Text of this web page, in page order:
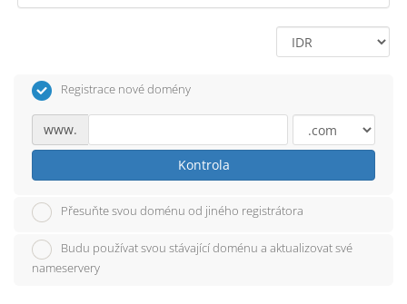
Registrace nové domény
www.
Kontrola
Přesuňte svou doménu od jiného registrátora
Budu používat svou stávající doménu a aktualizovat své
nameservery